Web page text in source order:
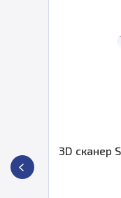
3D сканер